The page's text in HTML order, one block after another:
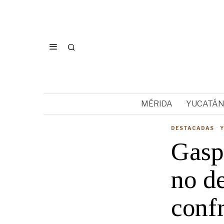
MÉRIDA YUCATÁN
DESTACADAS ·
no